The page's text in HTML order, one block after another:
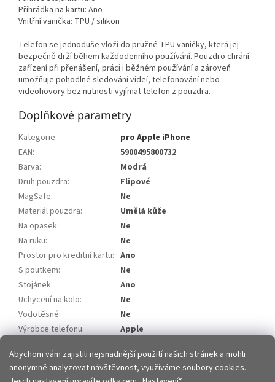
Abychom vám zajistili nejsnadnější použití našich stránek a mohli
anonymně analyzovat návštěvnost, využíváme soubory cookies.
Přihrádka na kartu: Ano
Vnitřní vanička: TPU / silikon
Telefon se jednoduše vloží do pružné TPU vaničky, která jej
bezpečně drží během každodenního používání. Pouzdro chrání
zařízení při přenášení, práci i běžném používání a zároveň
umožňuje pohodlné sledování videí, telefonování nebo
videohovory bez nutnosti vyjímat telefon z pouzdra.
Doplňkové parametry
Kategorie:
pro Apple iPhone
EAN:
5900495800732
Barva:
Modrá
Druh pouzdra:
Flipové
MagSafe:
Ne
Materiál pouzdra:
Umělá kůže
Na opasek:
Ne
Na ruku:
Ne
Prostor pro kreditní kartu: Ano
S poutkem:
Ne
Stojánek:
Ano
Uchycení na kolo:
Ne
Vodotěsné:
Ne
Výrobce telefonu:
Apple